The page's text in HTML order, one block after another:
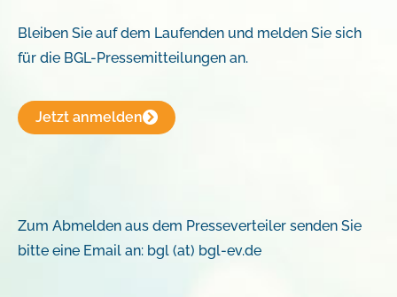
Bleiben Sie auf dem Laufenden und melden Sie sich
für die BGL-Pressemitteilungen an.
Jetzt anmelden
Zum Abmelden aus dem Presseverteiler senden Sie
bitte eine Email an: bgl (at) bgl-ev.de